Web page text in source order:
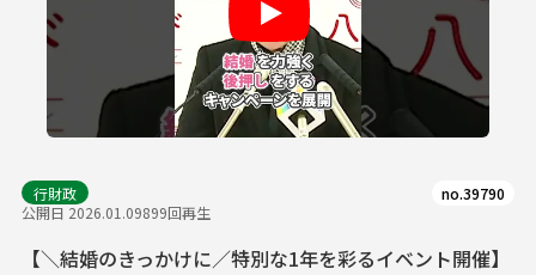
Play
行財政
公開日 2026.01.09899回再生
no.39790
【＼結婚のきっかけに／特別な1年を彩るイベント開催】